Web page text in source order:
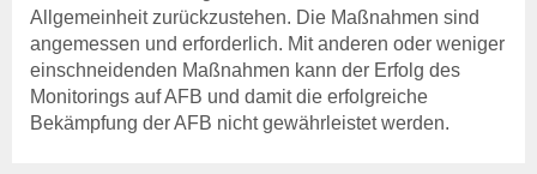
Allgemeinheit zurückzustehen. Die Maßnahmen sind
angemessen und erforderlich. Mit anderen oder weniger
einschneidenden Maßnahmen kann der Erfolg des
Monitorings auf AFB und damit die erfolgreiche
Bekämpfung der AFB nicht gewährleistet werden.